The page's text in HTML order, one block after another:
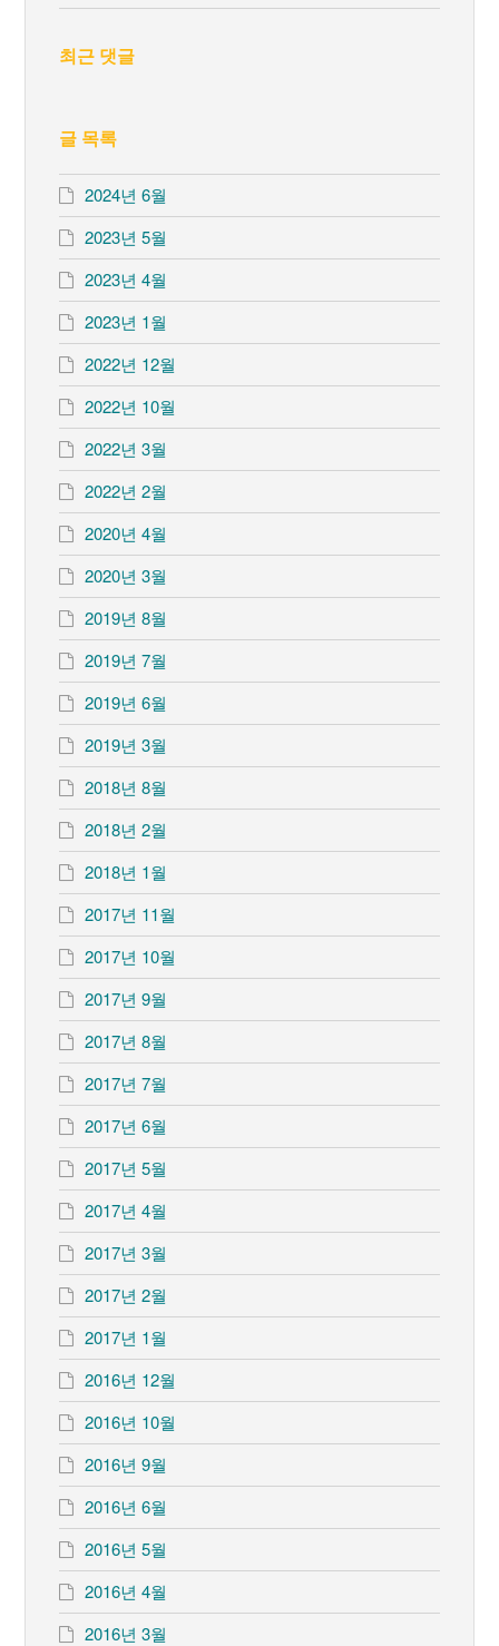
최근 댓글
글 목록
2024년 6월
2023년 5월
2023년 4월
2023년 1월
2022년 12월
2022년 10월
2022년 3월
2022년 2월
2020년 4월
2020년 3월
2019년 8월
2019년 7월
2019년 6월
2019년 3월
2018년 8월
2018년 2월
2018년 1월
2017년 11월
2017년 10월
2017년 9월
2017년 8월
2017년 7월
2017년 6월
2017년 5월
2017년 4월
2017년 3월
2017년 2월
2017년 1월
2016년 12월
2016년 10월
2016년 9월
2016년 6월
2016년 5월
2016년 4월
2016년 3월